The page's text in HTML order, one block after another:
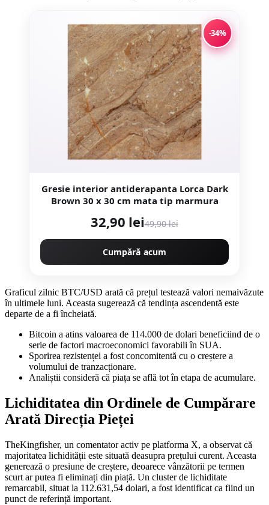
-34%
Gresie interior antiderapanta Lorca Dark
Brown 30 x 30 cm mata tip marmura
32,90 lei49,90 lei
Cumpără acum
Graficul zilnic BTC/USD arată că prețul testează valori nemaivăzute
în ultimele luni. Aceasta sugerează că tendința ascendentă este
departe de a fi încheiată.
Bitcoin a atins valoarea de 114.000 de dolari beneficiind de o
serie de factori macroeconomici favorabili în SUA.
Sporirea rezistenței a fost concomitentă cu o creștere a
volumului de tranzacționare.
Analiștii consideră că piața se află tot în etapa de acumulare.
Lichiditatea din Ordinele de Cumpărare
Arată Direcția Pieței
TheKingfisher, un comentator activ pe platforma X, a observat că
majoritatea lichidității este situată deasupra prețului curent. Aceasta
generează o presiune de creștere, deoarece vânzătorii pe termen
scurt ar putea fi eliminați din piață. Un cluster de lichiditate
remarcabil, situat la 112.631,54 dolari, a fost identificat ca fiind un
punct de referință important.